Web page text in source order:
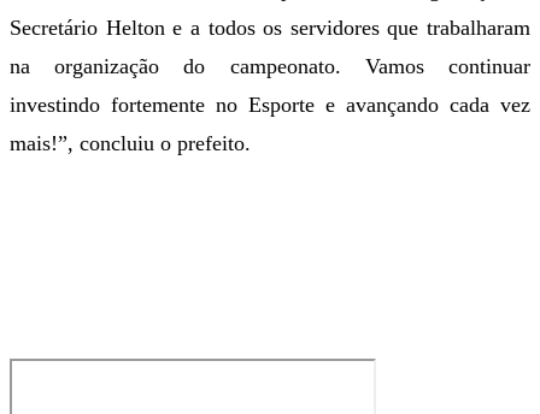
Secretário Helton e a todos os servidores que trabalharam
na organização do campeonato. Vamos continuar
investindo fortemente no Esporte e avançando cada vez
mais!”, concluiu o prefeito.